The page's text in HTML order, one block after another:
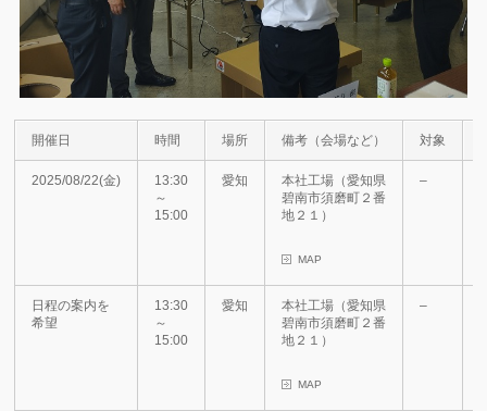
開催日 時間 場所 備考（会場など） 対象
2025/08/22(金)
13:30
～
15:00
愛知
本社工場（愛知県
碧南市須磨町２番
地２１）
MAP
–
日程の案内を
希望
13:30
～
15:00
愛知
本社工場（愛知県
碧南市須磨町２番
地２１）
MAP
–